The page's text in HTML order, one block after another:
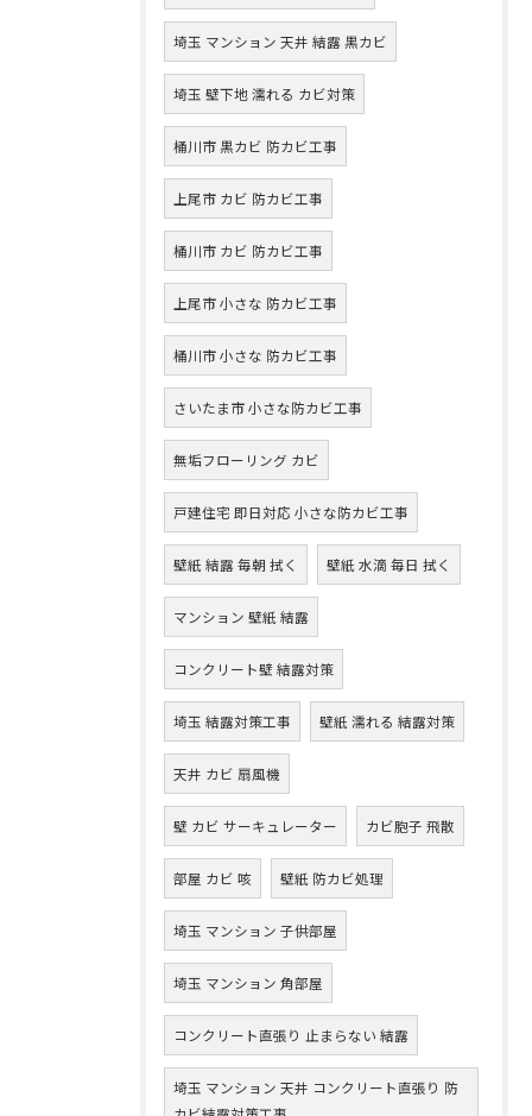
埼玉 マンション 天井 結露 黒カビ
埼玉 壁下地 濡れる カビ対策
桶川市 黒カビ 防カビ工事
上尾市 カビ 防カビ工事
桶川市 カビ 防カビ工事
上尾市 小さな 防カビ工事
桶川市 小さな 防カビ工事
さいたま市 小さな防カビ工事
無垢フローリング カビ
戸建住宅 即日対応 小さな防カビ工事
壁紙 結露 毎朝 拭く 壁紙 水滴 毎日 拭く
マンション 壁紙 結露
コンクリート壁 結露対策
埼玉 結露対策工事 壁紙 濡れる 結露対策
天井 カビ 扇風機
壁 カビ サーキュレーター カビ胞子 飛散
部屋 カビ 咳 壁紙 防カビ処理
埼玉 マンション 子供部屋
埼玉 マンション 角部屋
コンクリート直張り 止まらない 結露
埼玉 マンション 天井 コンクリート直張り 防